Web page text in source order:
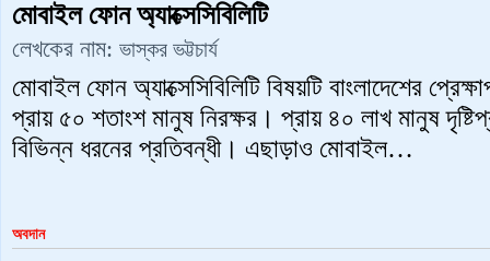
মোবাইল ফোন অ্যাক্সেসিবিলিটি
লেখকের নাম: ভাস্কর ভট্টচার্য
মোবাইল ফোন অ্যাক্সেসিবিলিটি বিষয়টি বাংলাদেশের
প্রায় ৫০ শতাংশ মানুষ নিরক্ষর। প্রায় ৪০ লাখ মানুষ
বিভিন্ন ধরনের প্রতিবন্ধী। এছাড়াও মোবাইল…
অবদান